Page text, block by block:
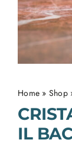
Home » Shop
IL